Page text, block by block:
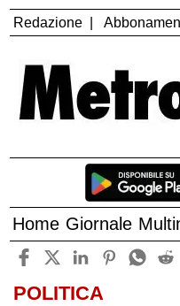
Redazione
Home Giornale
POLITICA